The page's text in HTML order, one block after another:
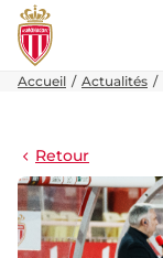
Accueil Actualités
Retour